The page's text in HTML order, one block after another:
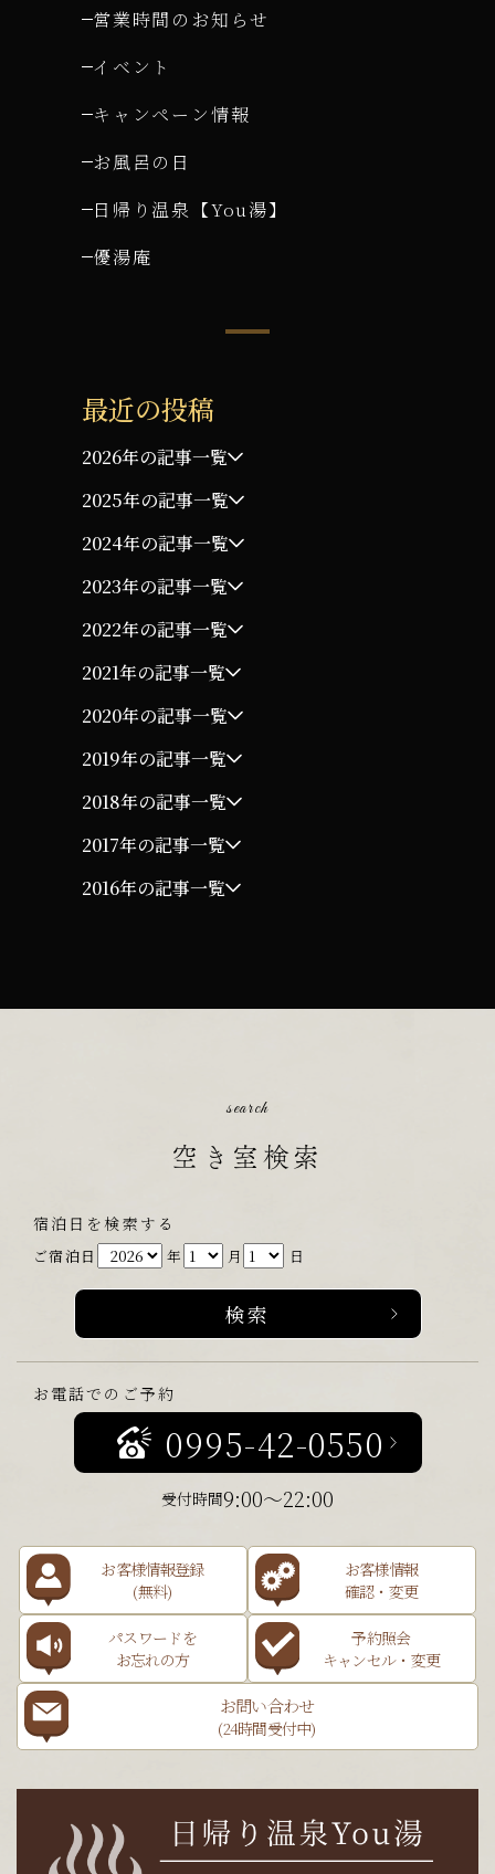
営業時間のお知らせ
イベント
キャンペーン情報
お風呂の日
日帰り温泉【You湯】
優湯庵
最近の投稿
2026年の記事一覧
2025年の記事一覧
2024年の記事一覧
2023年の記事一覧
2022年の記事一覧
2021年の記事一覧
2020年の記事一覧
2019年の記事一覧
2018年の記事一覧
2017年の記事一覧
2016年の記事一覧
search
空き室検索
宿泊日を検索する
ご宿泊日 年 月 日
お電話でのご予約
0995-42-0550
受付時間9:00～22:00
お客様情報登録
(無料)
お客様情報
確認・変更
パスワードを
お忘れの方
予約照会
キャンセル・変更
お問い合わせ
(24時間受付中)